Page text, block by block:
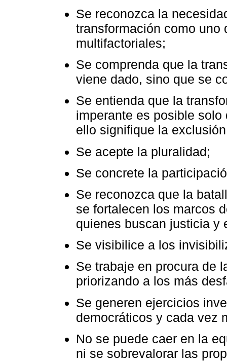
Se reconozca la
transformación como uno
multifactoriales;
Se comprenda que la
viene dado, sino que se
Se entienda que la
imperante es posible
ello signifique la
Se acepte la pluralidad;
Se concrete la
Se reconozca que la
se fortalecen los marcos
quienes buscan justicia y
Se visibilice a los
Se trabaje en procura de
priorizando a los más
Se generen ejercicios
democráticos y cada vez
No se puede caer en la
ni se sobrevalorar las